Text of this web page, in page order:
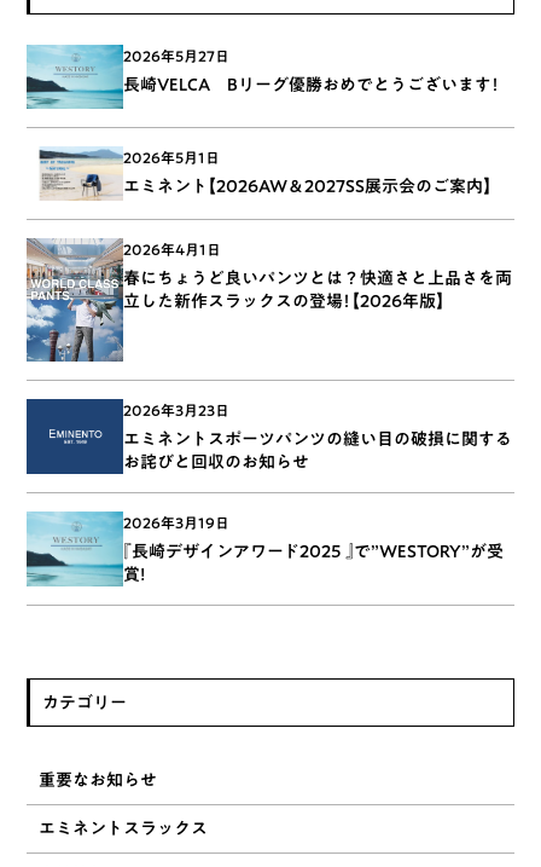
2026年5月27日
長崎VELCA Bリーグ優勝おめでとうございます！
2026年5月1日
エミネント【2026AW＆2027SS展示会のご案内】
2026年4月1日
春にちょうど良いパンツとは？快適さと上品さを両
立した新作スラックスの登場！【2026年版】
2026年3月23日
エミネントスポーツパンツの縫い目の破損に関する
お詫びと回収のお知らせ
2026年3月19日
『長崎デザインアワード2025 』で”WESTORY”が受
賞!
カテゴリー
重要なお知らせ
エミネントスラックス